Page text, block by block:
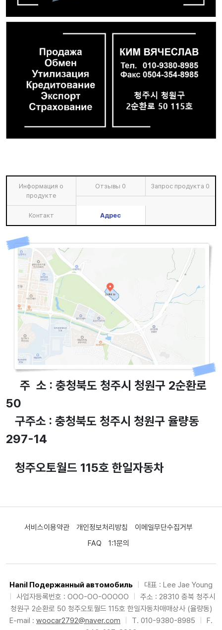
Информация о
продукте
Отзывы 0 Запрос продукта 0
Контакт Адрес
주 소 : 충청북도 청주시 청원구 2순환로
50
구주소 : 충청북도 청주시 청원구 율량동
297-14
청주오토월드 115호 한일자동차
서비스이용약관 개인정보처리방침
이메일무단수집거부
FAQ
1:1문의
Hanil Подержанный автомобиль
대표 : Lee Jae Young
사업자등록번호 : OOO-OO-OOOOO
주소 : 28310 충북 청주시
청원구 2순환로 50 청주오토월드 115호 한일자동차매매상사 (율량동)
E-mail : woocar2792@naver.com T. 010-9380-8985
F.